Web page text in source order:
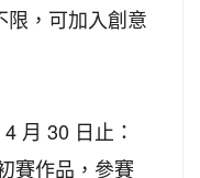
限，可加入創意
月 30 日止：
賽作品，參賽